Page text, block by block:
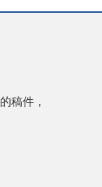
稿件，